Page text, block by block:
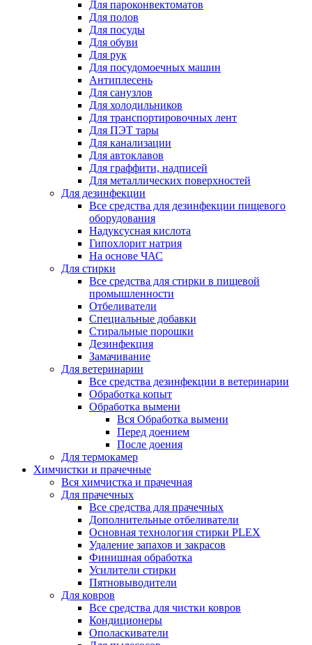
Для пароконвектоматов
Для полов
Для посуды
Для обуви
Для рук
Для посудомоечных машин
Антиплесень
Для санузлов
Для холодильников
Для транспортировочных лент
Для ПЭТ тары
Для канализации
Для автоклавов
Для граффити, надписей
Для металлических поверхностей
Для дезинфекции
Все средства для дезинфекции пищевого
оборудования
Надуксусная кислота
Гипохлорит натрия
На основе ЧАС
Для стирки
Все средства для стирки в пищевой
промышленности
Отбеливатели
Специальные добавки
Стиральные порошки
Дезинфекция
Замачивание
Для ветеринарии
Все средства дезинфекции в ветеринарии
Обработка копыт
Обработка вымени
Вся Обработка вымени
Перед доением
После доения
Для термокамер
Химчистки и прачечные
Вся химчистка и прачечная
Для прачечных
Все средства для прачечных
Дополнительные отбеливатели
Основная технология стирки PLEX
Удаление запахов и закрасов
Финишная обработка
Усилители стирки
Пятновыводители
Для ковров
Все средства для чистки ковров
Кондиционеры
Ополаскиватели